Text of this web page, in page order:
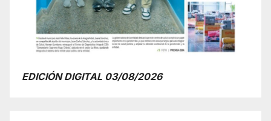
EDICIÓN DIGITAL 03/08/2026